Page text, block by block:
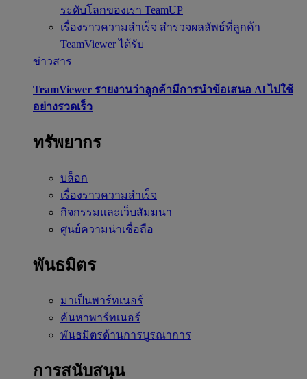
ระดับโลกของเรา TeamUP
เรื่องราวความสำเร็จ สำรวจผลลัพธ์ที่ลูกค้า
TeamViewer ได้รับ
ข่าวสาร
TeamViewer รายงานว่าลูกค้ามีการนำข้อเสนอ Al ไปใช้
อย่างรวดเร็ว
ทรัพยากร
บล็อก
เรื่องราวความสำเร็จ
กิจกรรมและเว็บสัมมนา
ศูนย์ความน่าเชื่อถือ
พันธมิตร
มาเป็นพาร์ทเนอร์
ค้นหาพาร์ทเนอร์
พันธมิตรด้านการบูรณาการ
การสนับสนุน